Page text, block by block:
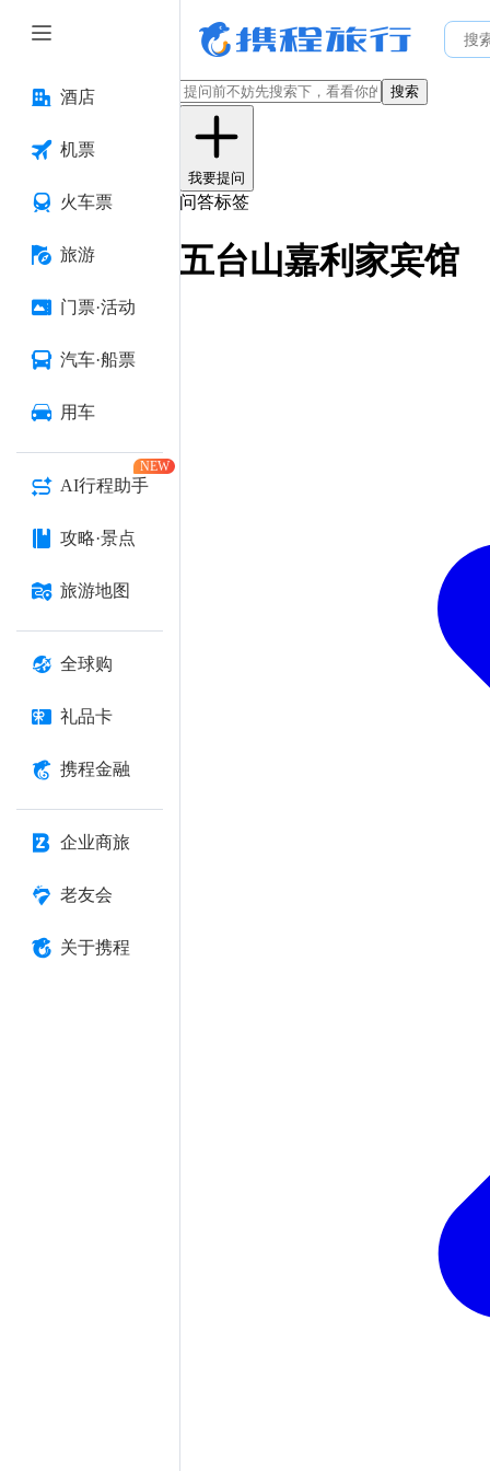
酒店
机票
火车票
旅游
门票·活动
汽车·船票
用车
AI行程助手
NEW
攻略·景点
旅游地图
全球购
礼品卡
携程金融
企业商旅
老友会
关于携程
搜索
我要提问
问答标签
五台山嘉利家宾馆